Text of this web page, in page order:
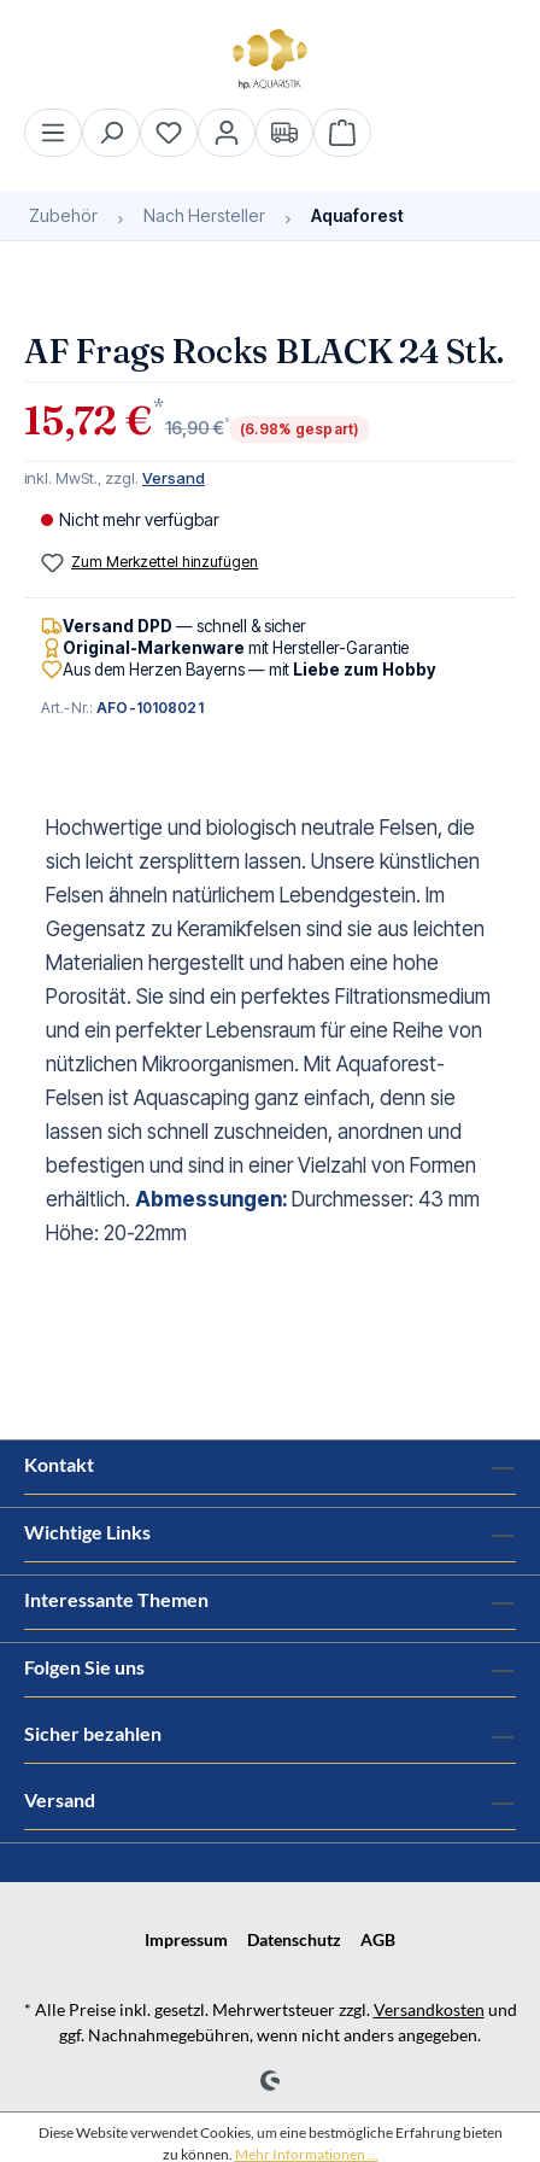
Warenkorb enthält 0
Zubehör Nach Hersteller Aquaforest
AF Frags Rocks BLACK 24 Stk.
15,72 €*
16,90 €* (6.98% gespart)
inkl. MwSt., zzgl. Versand
Nicht mehr verfügbar
Zum Merkzettel hinzufügen
Versand DPD — schnell & sicher
Original-Markenware mit Hersteller-Garantie
Aus dem Herzen Bayerns — mit Liebe zum Hobby
Art.-Nr.:AFO-10108021
Hochwertige und biologisch neutrale Felsen, die
sich leicht zersplittern lassen. Unsere künstlichen
Felsen ähneln natürlichem Lebendgestein. Im
Gegensatz zu Keramikfelsen sind sie aus leichten
Materialien hergestellt und haben eine hohe
Porosität. Sie sind ein perfektes Filtrationsmedium
und ein perfekter Lebensraum für eine Reihe von
nützlichen Mikroorganismen. Mit Aquaforest-
Felsen ist Aquascaping ganz einfach, denn sie
lassen sich schnell zuschneiden, anordnen und
befestigen und sind in einer Vielzahl von Formen
erhältlich. Abmessungen: Durchmesser: 43 mm
Höhe: 20-22mm
Kontakt
Wichtige Links
Interessante Themen
Folgen Sie uns
Sicher bezahlen
Versand
Impressum Datenschutz AGB
* Alle Preise inkl. gesetzl. Mehrwertsteuer zzgl.Versandkosten und
ggf. Nachnahmegebühren, wenn nicht anders angegeben.
Diese Website verwendet Cookies, um eine bestmögliche Erfahrung bieten
zu können. Mehr Informationen ...